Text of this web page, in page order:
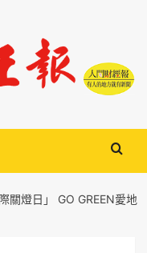
關燈日」 GO GREEN愛地